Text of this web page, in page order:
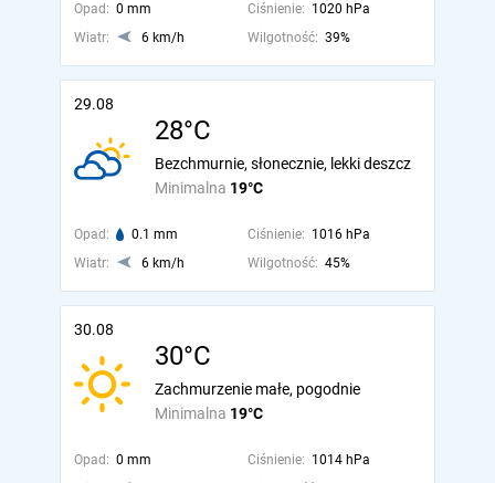
Opad: 0 mm Ciśnienie: 1020 hPa
Wiatr:
6 km/h Wilgotność: 39%
29.08
28°C
Minimalna 19°C
Bezchmurnie, słonecznie, lekki deszcz
Opad: 0.1 mm Ciśnienie: 1016 hPa
Wiatr:
6 km/h Wilgotność: 45%
30.08
30°C
Minimalna 19°C
Zachmurzenie małe, pogodnie
Opad: 0 mm Ciśnienie: 1014 hPa